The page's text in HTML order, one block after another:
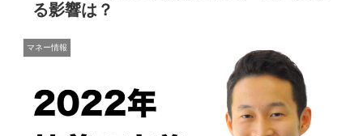
る影響は？
マネー情報